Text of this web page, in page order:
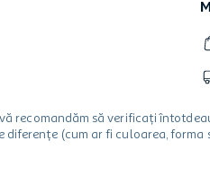
recomandăm să verificați
(cum ar fi culoarea,